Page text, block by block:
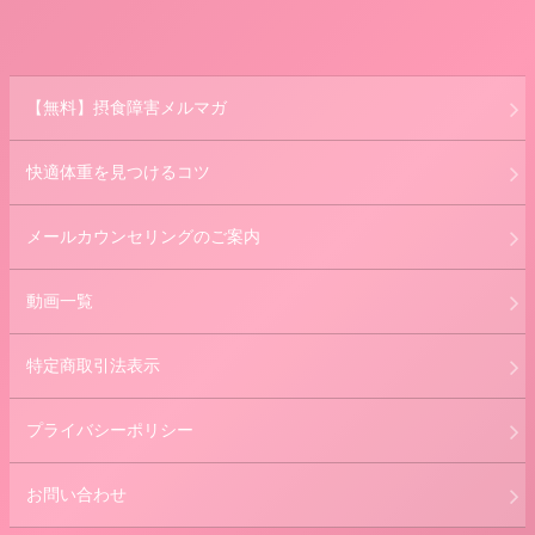
【無料】摂食障害メルマガ
快適体重を見つけるコツ
メールカウンセリングのご案内
動画一覧
特定商取引法表示
プライバシーポリシー
お問い合わせ